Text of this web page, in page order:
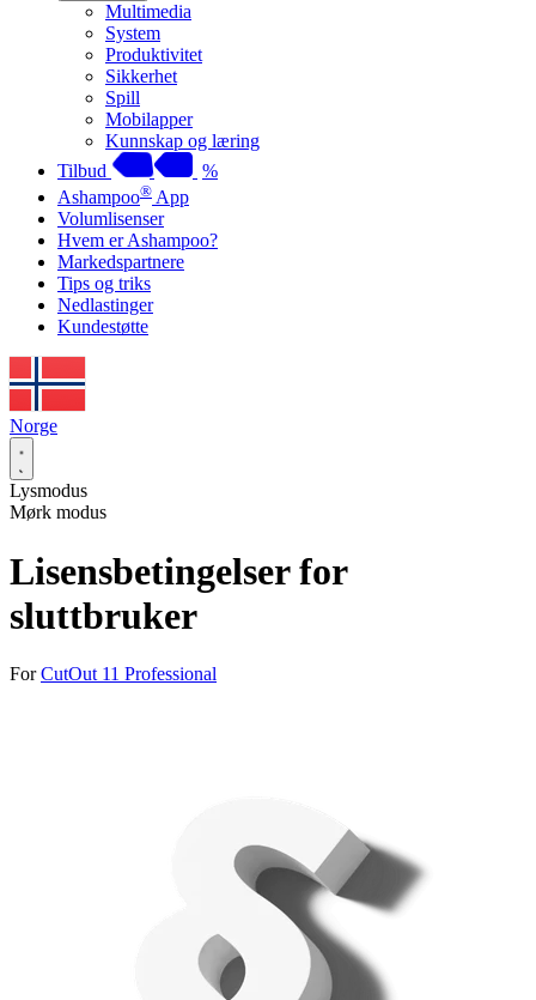
Multimedia
System
Produktivitet
Sikkerhet
Spill
Mobilapper
Kunnskap og læring
Tilbud
%
Ashampoo® App
Volumlisenser
Hvem er Ashampoo?
Markedspartnere
Tips og triks
Nedlastinger
Kundestøtte
Norge
Lysmodus
Mørk modus
Lisensbetingelser for
sluttbruker
ForCutOut 11 Professional